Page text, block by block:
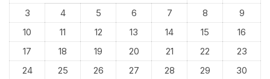
3
4 5 6 7 8
9
10
11 12 13 14 15
16
17
18 19 20 21 22
23
24
25 26 27 28 29
30